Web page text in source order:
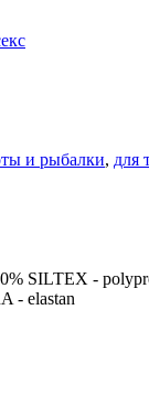
и рыбалки, для
SILTEX -
- elastan